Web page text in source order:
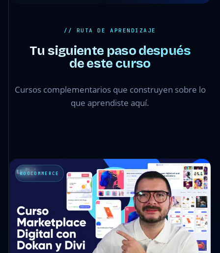
// RUTA DE APRENDIZAJE
Tu siguiente paso después
de este curso
Cursos complementarios que construyen sobre lo
que aprendiste aquí.
WOOCOMMERCE